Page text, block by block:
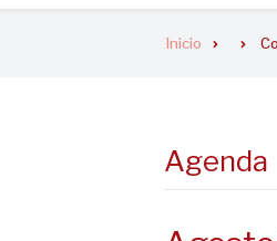
Inicio
Agenda